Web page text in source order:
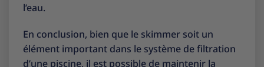
l’eau.
En conclusion, bien que le skimmer soit un
élément important dans le système de filtration
d’une piscine, il est possible de maintenir la